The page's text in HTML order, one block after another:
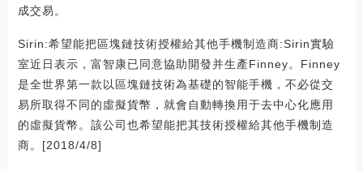
成交易。
Sirin:希望能把區塊鏈技術授權給其他手機制造商:Sirin實驗
室近日表示，富智康已同意協助開發并生產Finney。Finney
是全世界第一款以區塊鏈技術為基礎的智能手機，不必從交
易所取得不同的虛擬貨幣，就會自動轉換用于去中心化應用
的虛擬貨幣。該公司也希望能把其技術授權給其他手機制造
商。[2018/4/8]